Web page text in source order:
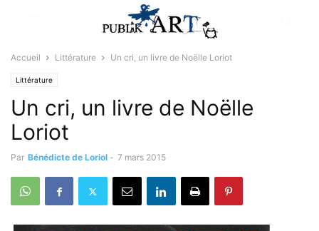
Accueil Littérature Un cri, un livre de Noëlle Loriot
Littérature
Un cri, un livre de Noëlle
Loriot
Par Bénédicte de Loriol - 7 mars 2015